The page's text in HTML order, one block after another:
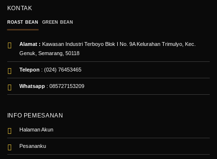
KONTAK
ROAST BEAN GREEN BEAN
Alamat : Kawasan Industri Terboyo Blok I No. 9A Kelurahan Trimulyo, Kec.
Genuk, Semarang, 50118
Telepon : (024) 76453465
Whatsapp: 085727153209
INFO PEMESANAN
Halaman Akun
Pesananku